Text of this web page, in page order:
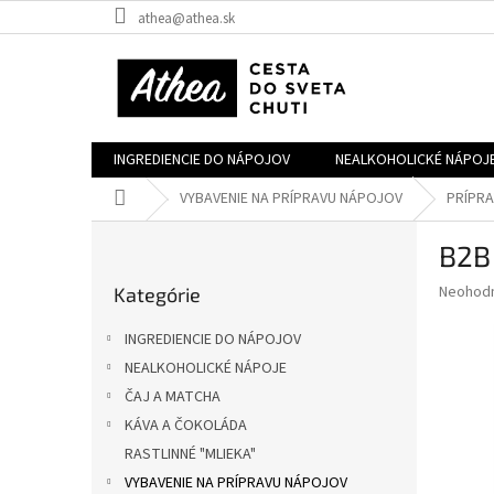
na
athea@athea.sk
INGREDIENCIE DO NÁPOJOV NEALKOHOLICKÉ
DomovVYBAVENIE NA PRÍPRAVU NÁPOJOV
kategórie
Kategórie
INGREDIENCIE DO NÁPOJOV
NEALKOHOLICKÉ NÁPOJE
ČAJ A MATCHA
KÁVA A ČOKOLÁDA
RASTLINNÉ "MLIEKA"
VYBAVENIE NA PRÍPRAVU NÁPOJOV